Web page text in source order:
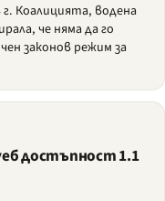
г. Коалицията, водена
че няма да го
законов режим за
достъпност 1.1